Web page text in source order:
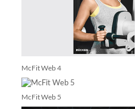
McFit Web 4
McFit Web 5